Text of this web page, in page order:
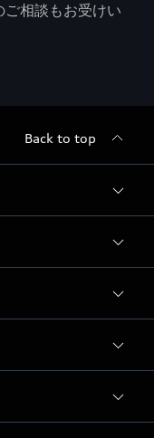
ご相談もお受けい
Back to top